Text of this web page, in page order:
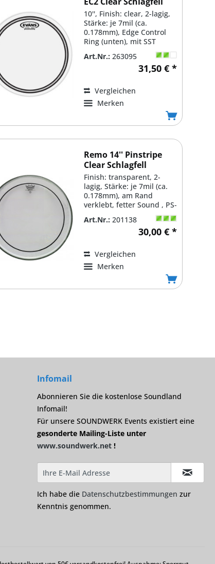
10'', Finish: clear, 2-lagig,
Stärke: je 7mil (ca.
0.178mm), Edge Control
Ring (unten), mit SST
Art.Nr.: 263095
31,50 € *
Vergleichen
Merken
Remo 14'' Pinstripe
Clear Schlagfell
Finish: transparent, 2-
lagig, Stärke: je 7mil (ca.
0.178mm), am Rand
verklebt, fetter Sound , PS-
Art.Nr.: 201138
30,00 € *
Vergleichen
Merken
Infomail
Abonnieren Sie die kostenlose Soundland
Infomail!
Für unsere SOUNDWERK Events existiert eine
gesonderte Mailing-Liste unter
www.soundwerk.net !
Ich habe die Datenschutzbestimmungen zur
Kenntnis genommen.